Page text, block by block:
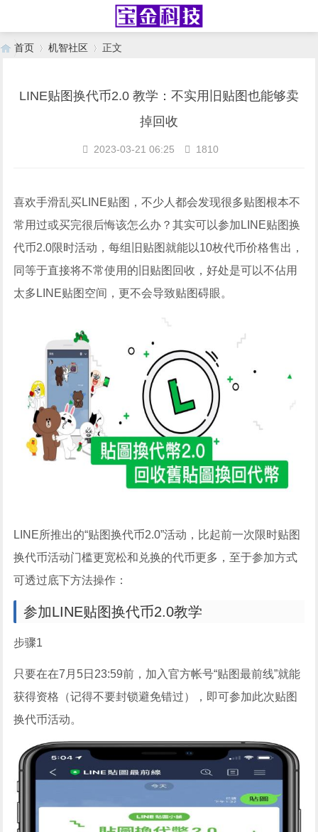
首页 机智社区 正文
LINE贴图换代币2.0 教学：不实用旧贴图也能够卖
掉回收
2023-03-21 06:25 1810
喜欢手滑乱买LINE贴图，不少人都会发现很多贴图根本不
常用过或买完很后悔该怎么办？其实可以参加LINE贴图换
代币2.0限时活动，每组旧贴图就能以10枚代币价格售出，
同等于直接将不常使用的旧贴图回收，好处是可以不佔用
太多LINE贴图空间，更不会导致贴图碍眼。
LINE所推出的“贴图换代币2.0”活动，比起前一次限时贴图
换代币活动门槛更宽松和兑换的代币更多，至于参加方式
可透过底下方法操作：
参加LINE贴图换代币2.0教学
步骤1
只要在在7月5日23:59前，加入官方帐号“贴图最前线”就能
获得资格（记得不要封锁避免错过），即可参加此次贴图
换代币活动。